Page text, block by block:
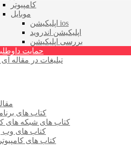
کامپیوتر
موبایل
اپلیکیشن ios
اپلیکیشن اندروید
بررسی اپلیکیشن
حمایت
تبلیغات در مقاله
کتاب های
کتاب های شبکه های
کتاب های وب
کتاب های